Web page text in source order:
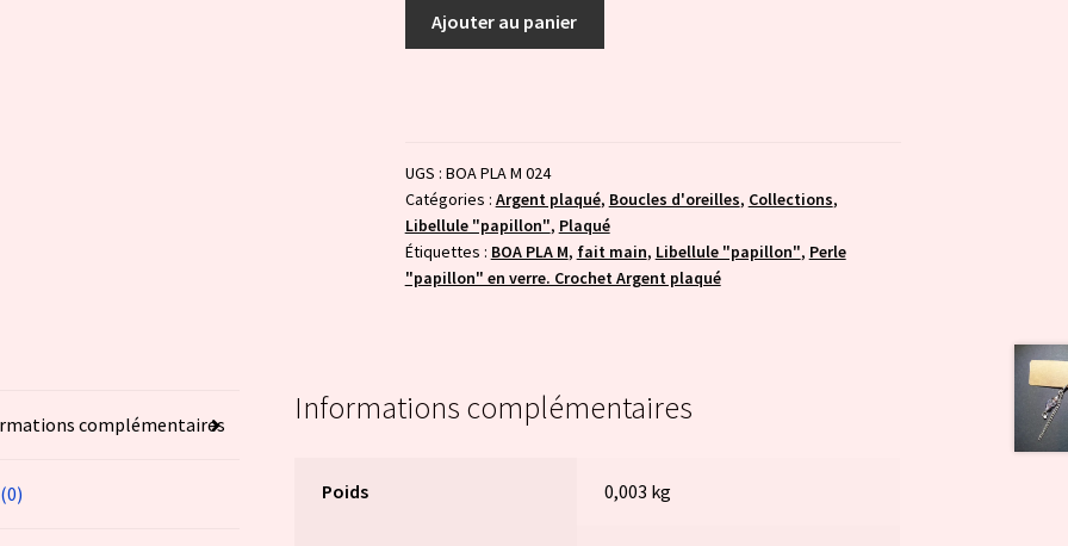
transparent
Ajouter au panier
UGS : BOA PLA M 024
Catégories : Argent plaqué, Boucles d'oreilles, Collections,
Libellule "papillon", Plaqué
Étiquettes : BOA PLA M, fait main, Libellule "papillon", Perle
"papillon" en verre. Crochet Argent plaqué
complémentaires Informations complémentaires
Poids 0,003 kg